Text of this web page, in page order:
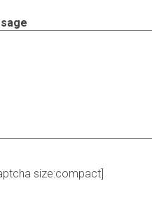
size:compact]